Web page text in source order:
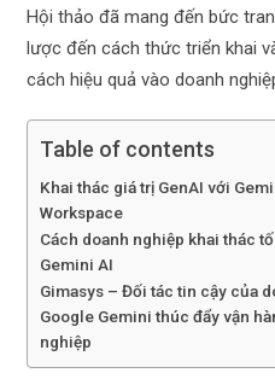
Hội thảo đã mang đến bức
lược đến cách thức triển khai
cách hiệu quả vào doanh
Table of contents
Khai thác giá trị GenAI với
Workspace
Cách doanh nghiệp khai thác
Gemini AI
Gimasys – Đối tác tin cậy của
Google Gemini thúc đẩy vận
nghiệp